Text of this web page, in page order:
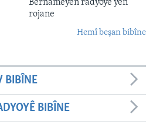
Bernameyên radyoyê yên
rojane
Hemî beşan bibîne
BIBÎNE
BIBÎNE